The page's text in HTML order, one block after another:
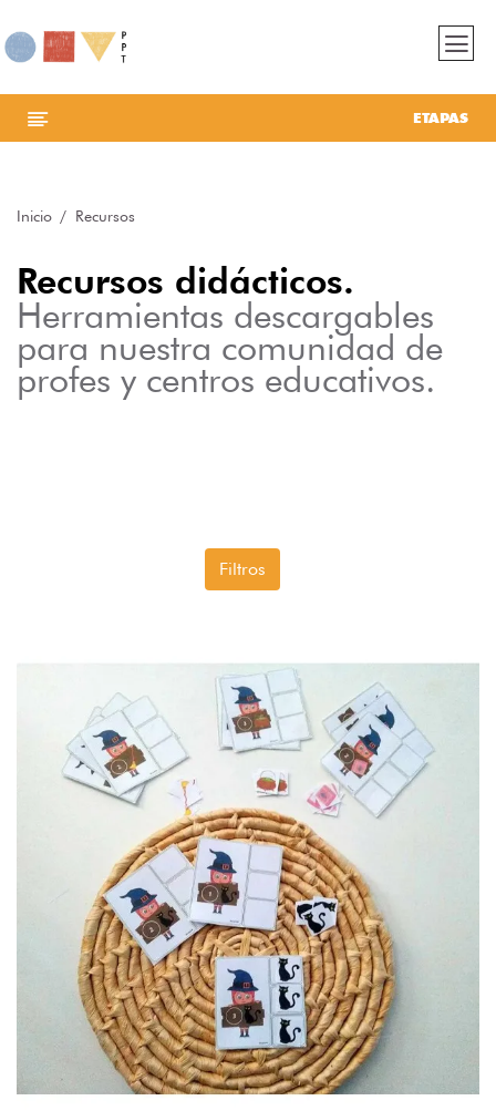
ETAPAS
Inicio Recursos
Recursos didácticos.
Herramientas descargables
para nuestra comunidad de
profes y centros educativos.
Filtros